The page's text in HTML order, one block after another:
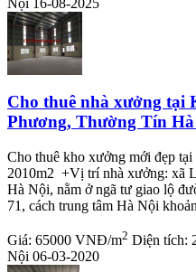
Nội 16-08-2025
Cho thuê nhà xưởng tại
Phương, Thường Tín
Cho thuê kho xưởng mới đẹp
2010m2 +Vị trí nhà xưởng: xã
Hà Nội, nằm ở ngã tư giao lộ
71, cách trung tâm Hà Nội
Giá: 65000 VNĐ/m2 Diện tích:
Nội 06-03-2020